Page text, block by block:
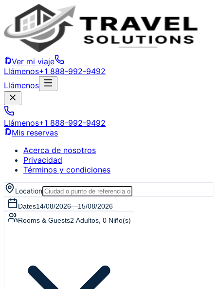
Ver mi viaje
Llámenos+1 888-992-9492
Llámenos
Llámenos+1 888-992-9492
Mis reservas
Acerca de nosotros
Privacidad
Términos y condiciones
Location
Dates14/08/2026—15/08/2026
Rooms & Guests2 Adultos 0 Niño(s)